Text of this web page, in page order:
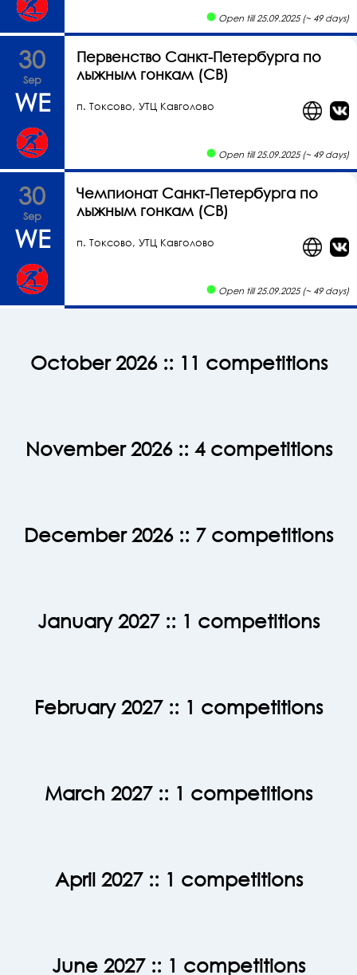
Open till 25.09.2025 (~ 49 days)
30
Sep
WE
Первенство Санкт-Петербурга по
лыжным гонкам (СВ)
п. Токсово, УТЦ Кавголово
Open till 25.09.2025 (~ 49 days)
30
Sep
WE
Чемпионат Санкт-Петербурга по
лыжным гонкам (СВ)
п. Токсово, УТЦ Кавголово
Open till 25.09.2025 (~ 49 days)
October 2026:: 11 competitions
November 2026:: 4 competitions
December 2026:: 7 competitions
January 2027:: 1 competitions
February 2027:: 1 competitions
March 2027:: 1 competitions
April 2027:: 1 competitions
June 2027:: 1 competitions